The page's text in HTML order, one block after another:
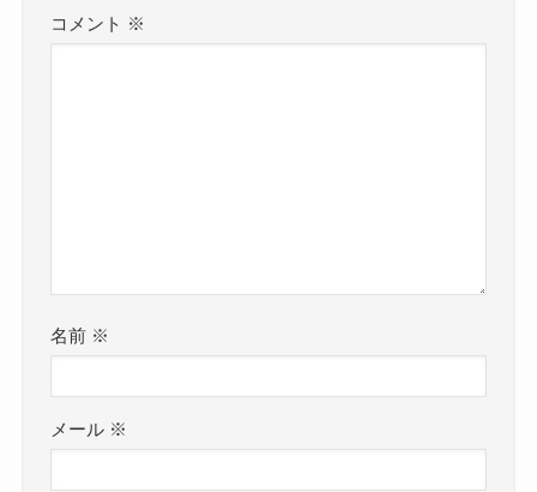
コメント ※
名前 ※
メール ※